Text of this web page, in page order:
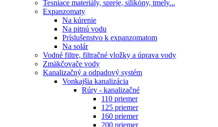
Tesniace materiály, spreje, silikóny, tmely...
Expanzomaty
Na kúrenie
Na pitnú vodu
Príslušenstvo k expanzomatom
Na solár
Vodné filtre, filtračné vložky a úprava vody
Zmäkčovače vody
Kanalizačný a odpadový systém
Vonkajšia kanalizácia
Rúry - kanalizačné
110 priemer
125 priemer
160 priemer
200 priemer